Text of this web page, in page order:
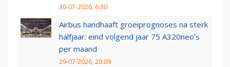
30-07-2026, 6:30
Airbus handhaaft groeiprognoses na sterk
halfjaar: eind volgend jaar 75 A320neo’s
per maand
29-07-2026, 20:09